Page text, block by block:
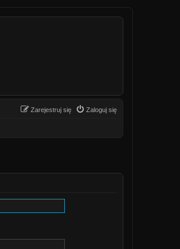
Zaloguj się
Zarejestruj się